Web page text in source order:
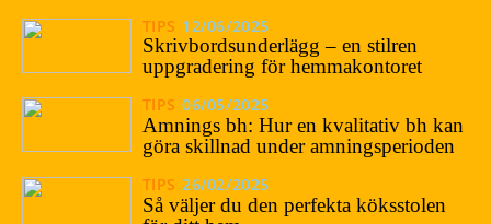
TIPS 12/06/2025
Skrivbordsunderlägg – en stilren
uppgradering för hemmakontoret
TIPS 06/05/2025
Amnings bh: Hur en kvalitativ bh kan
göra skillnad under amningsperioden
TIPS 26/02/2025
Så väljer du den perfekta köksstolen